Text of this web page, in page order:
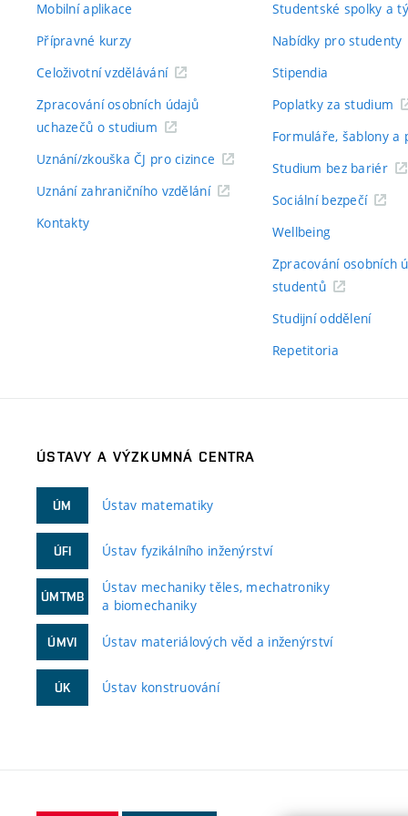
Mobilní aplikace
Přípravné kurzy
Celoživotní vzdělávání
Zpracování osobních údajů
uchazečů o studium
Uznání/zkouška ČJ pro cizince
Uznání zahraničního vzdělání
Kontakty
Studentské spolky a
Nabídky pro studenty
Stipendia
Poplatky za studium
Formuláře, šablony a
Studium bez bariér
Sociální bezpečí
Wellbeing
Zpracování osobních
studentů
Studijní oddělení
Repetitoria
ÚSTAVY A VÝZKUMNÁ CENTRA
ÚM Ústav matematiky
ÚFI Ústav fyzikálního inženýrství
ÚMTMB
Ústav mechaniky těles, mechatroniky
a biomechaniky
ÚMVI Ústav materiálových věd a inženýrství
ÚK Ústav konstruování